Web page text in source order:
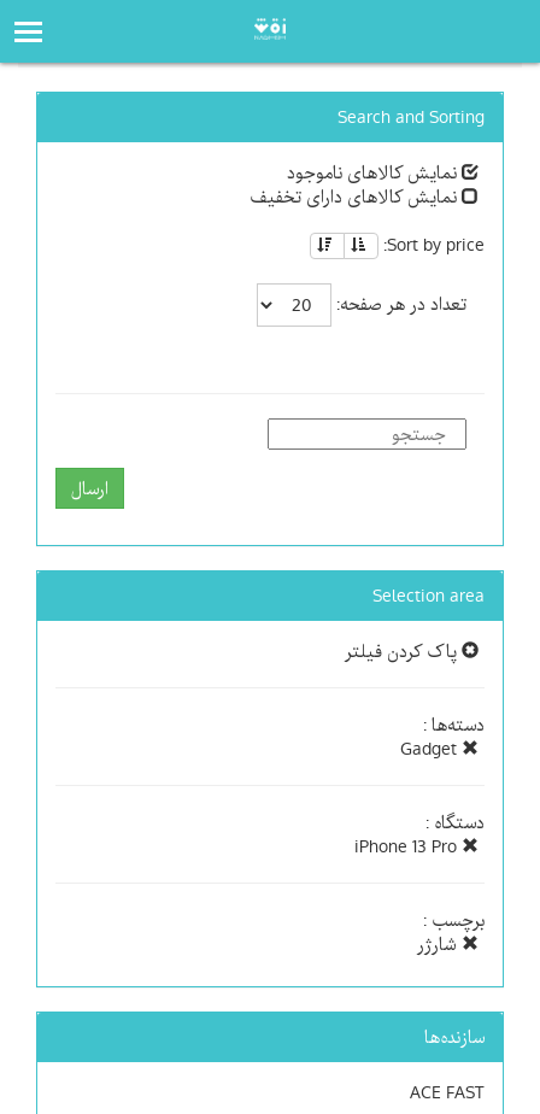
Search and Sorting
نمایش کالاهای ناموجود
نمایش کالاهای دارای تخفیف
Sort by price:
تعداد در هر صفحه:
ارسال
Selection area
پاک کردن فیلتر
دسته‌ها :
دستگاه :
برچسب :
شارژر
سازنده‌ها
ACE FAST